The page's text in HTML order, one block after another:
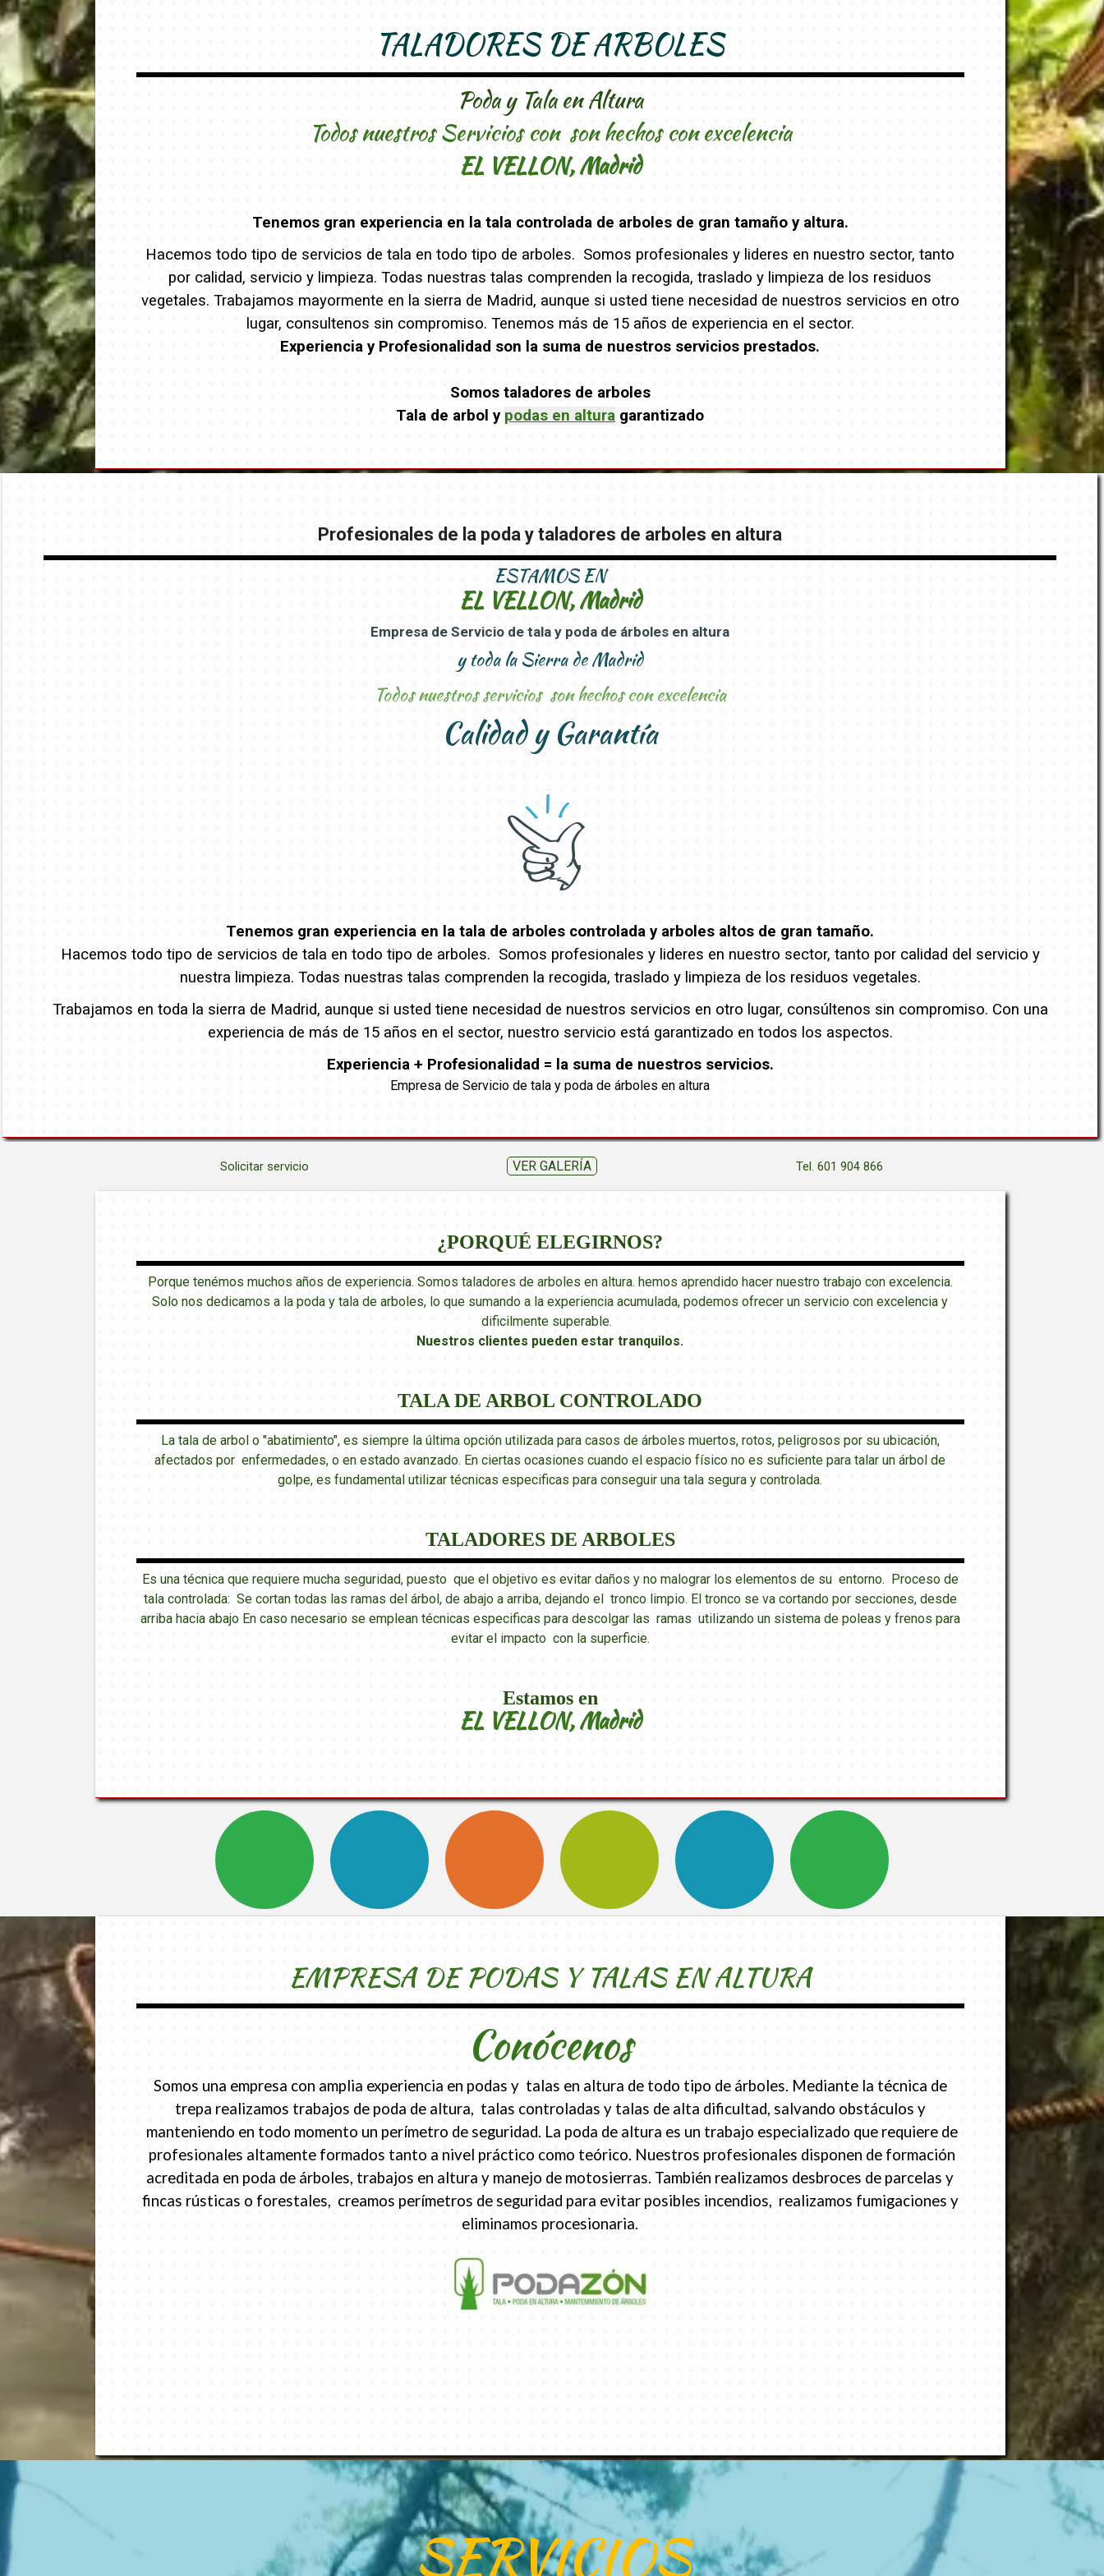
TALADORES DE ARBOLES
Poda y Tala en Altura
Todos nuestros Servicios con son hechos con excelencia
EL VELLON, Madrid
Tenemos gran experiencia en la tala controlada de arboles de gran tamaño y altura.
Hacemos todo tipo de servicios de tala en todo tipo de arboles. Somos profesionales y lideres en nuestro sector, tanto
por calidad, servicio y limpieza. Todas nuestras talas comprenden la recogida, traslado y limpieza de los residuos
vegetales. Trabajamos mayormente en la sierra de Madrid, aunque si usted tiene necesidad de nuestros servicios en otro
lugar, consultenos sin compromiso. Tenemos más de 15 años de experiencia en el sector.
Experiencia y Profesionalidad son la suma de nuestros servicios prestados.
Somos taladores de arboles
Tala de arbol y podas en altura garantizado
Profesionales de la poda y taladores de arboles en altura
ESTAMOS EN
EL VELLON, Madrid
Empresa de Servicio de tala y poda de árboles en altura
y toda la Sierra de Madrid
Todos nuestros servicios son hechos con excelencia
Calidad y Garantía
Tenemos gran experiencia en la tala de arboles controlada y arboles altos de gran tamaño.
Hacemos todo tipo de servicios de tala en todo tipo de arboles. Somos profesionales y lideres en nuestro sector, tanto por calidad del servicio y
nuestra limpieza. Todas nuestras talas comprenden la recogida, traslado y limpieza de los residuos vegetales.
Trabajamos en toda la sierra de Madrid, aunque si usted tiene necesidad de nuestros servicios en otro lugar, consúltenos sin compromiso. Con una
experiencia de más de 15 años en el sector, nuestro servicio está garantizado en todos los aspectos.
Experiencia + Profesionalidad = la suma de nuestros servicios.
Empresa de Servicio de tala y poda de árboles en altura
Tel. 601 904 866
VER GALERÍA
Solicitar servicio
¿PORQUÉ ELEGIRNOS?
Porque tenémos muchos años de experiencia. Somos taladores de arboles en altura. hemos aprendido hacer nuestro trabajo con excelencia.
Solo nos dedicamos a la poda y tala de arboles, lo que sumando a la experiencia acumulada, podemos ofrecer un servicio con excelencia y
dificilmente superable.
Nuestros clientes pueden estar tranquilos.
TALA DE ARBOL CONTROLADO
La tala de arbol o "abatimiento", es siempre la última opción utilizada para casos de árboles muertos, rotos, peligrosos por su ubicación,
afectados por enfermedades, o en estado avanzado. En ciertas ocasiones cuando el espacio físico no es suficiente para talar un árbol de
golpe, es fundamental utilizar técnicas especificas para conseguir una tala segura y controlada.
TALADORES DE ARBOLES
Es una técnica que requiere mucha seguridad, puesto que el objetivo es evitar daños y no malograr los elementos de su entorno. Proceso de
tala controlada: Se cortan todas las ramas del árbol, de abajo a arriba, dejando el tronco limpio. El tronco se va cortando por secciones, desde
arriba hacia abajo En caso necesario se emplean técnicas especificas para descolgar las ramas utilizando un sistema de poleas y frenos para
evitar el impacto con la superficie.
Estamos en
EL VELLON, Madrid
EMPRESA DE PODAS Y TALAS EN ALTURA
Conócenos
Somos una empresa con amplia experiencia en podas y talas en altura de todo tipo de árboles. Mediante la técnica de
trepa realizamos trabajos de poda de altura, talas controladas y talas de alta dificultad, salvando obstáculos y
manteniendo en todo momento un perímetro de seguridad. La poda de altura es un trabajo especializado que requiere de
profesionales altamente formados tanto a nivel práctico como teórico. Nuestros profesionales disponen de formación
acreditada en poda de árboles, trabajos en altura y manejo de motosierras. También realizamos desbroces de parcelas y
fincas rústicas o forestales, creamos perímetros de seguridad para evitar posibles incendios, realizamos fumigaciones y
eliminamos procesionaria.
SERVICIOS